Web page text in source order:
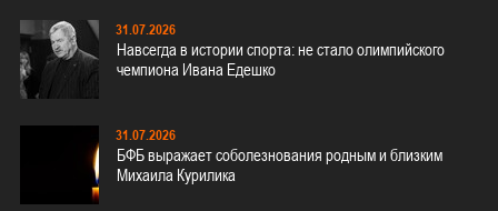
31.07.2026
Навсегда в истории спорта: не стало олимпийского
чемпиона Ивана Едешко
31.07.2026
БФБ выражает соболезнования родным и близким
Михаила Курилика